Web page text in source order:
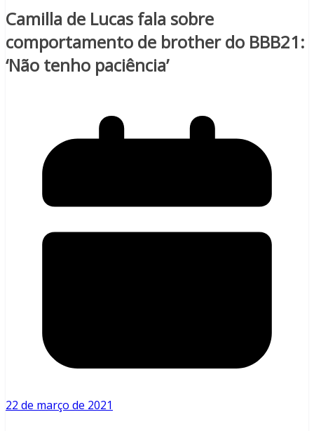
Camilla de Lucas fala sobre
comportamento de brother do BBB21:
‘Não tenho paciência’
22 de março de 2021